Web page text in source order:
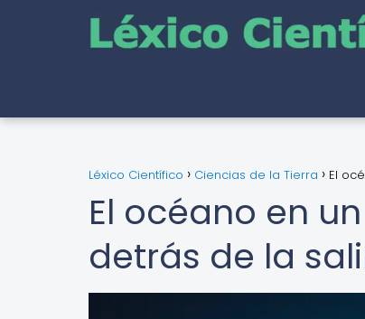
Léxico Científico Ciencias de la Tierra El
El océano en
detrás de la